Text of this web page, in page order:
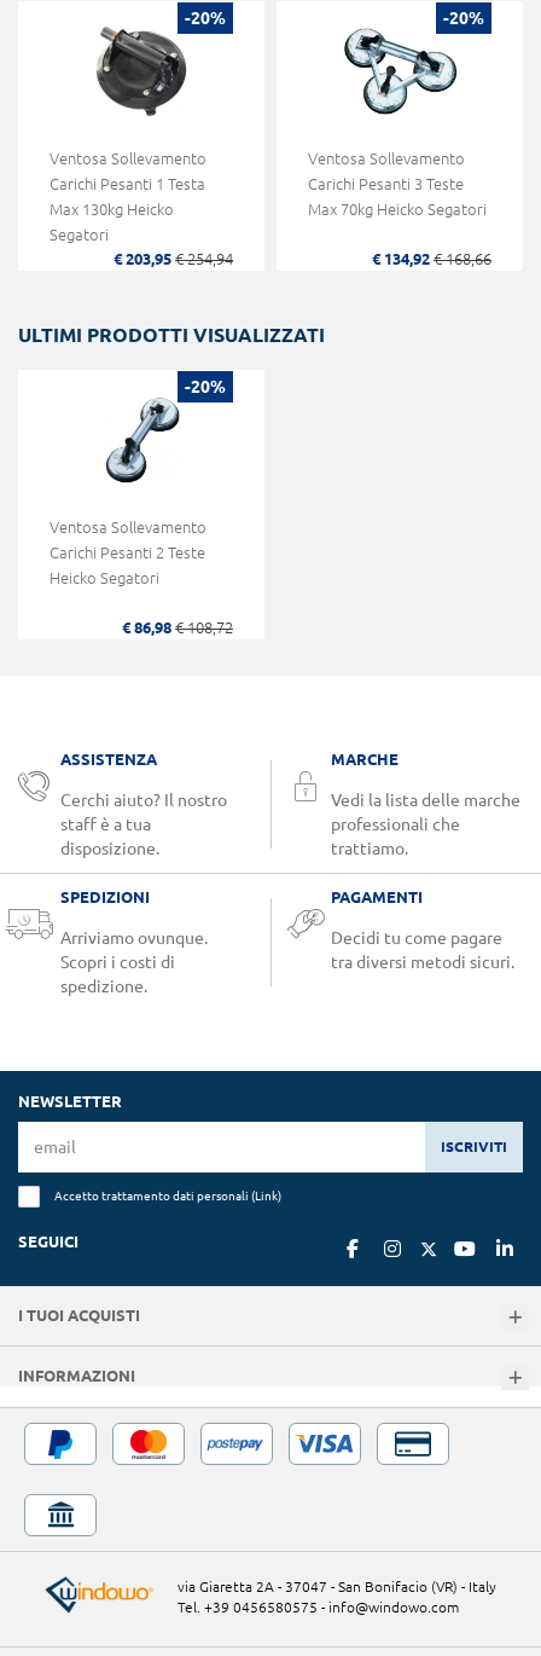
-20%
Ventosa Sollevamento
Carichi Pesanti 1 Testa
Max 130kg Heicko
Segatori
€ 203,95 € 254,94
-20%
Ventosa Sollevamento
Carichi Pesanti 3 Teste
Max 70kg Heicko Segatori
€ 134,92 € 168,66
ULTIMI PRODOTTI VISUALIZZATI
-20%
Ventosa Sollevamento
Carichi Pesanti 2 Teste
Heicko Segatori
€ 86,98 € 108,72
ASSISTENZA
Cerchi aiuto? Il nostro
staff è a tua
disposizione.
MARCHE
Vedi la lista delle marche
professionali che
trattiamo.
SPEDIZIONI
Arriviamo ovunque.
Scopri i costi di
spedizione.
PAGAMENTI
Decidi tu come pagare
tra diversi metodi sicuri.
NEWSLETTER
ISCRIVITI
Accetto trattamento dati personali (Link)
SEGUICI
I TUOI ACQUISTI
INFORMAZIONI
via Giaretta 2A - 37047 - San Bonifacio (VR) - Italy
Tel. +39 0456580575 - info@windowo.com